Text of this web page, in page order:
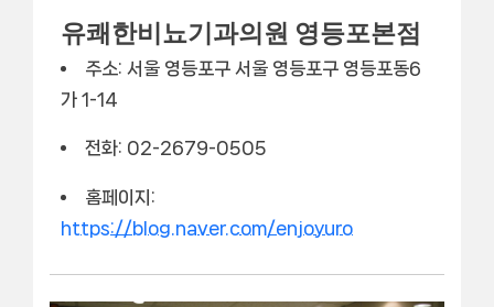
유쾌한비뇨기과의원 영등포본점
주소: 서울 영등포구 서울 영등포구 영등포동6
가 1-14
전화: 02-2679-0505
홈페이지:
https://blog.naver.com/enjoyuro